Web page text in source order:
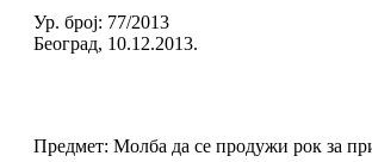
Ур. број: 77/2013
Београд, 10.12.2013.
Предмет: Молба да се продужи рок за